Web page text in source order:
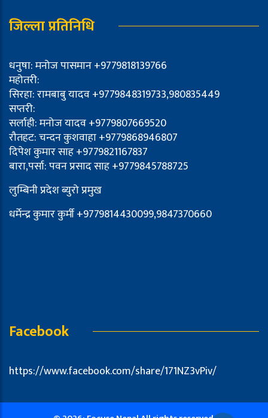
जिल्ला प्रतिनिधि
धनुषा: मनोज पासमान +9779818139766
महोतरी:
सिरहा: रामबाबु यादव +9779848319733,980835449
सप्तरी:
सर्लाही: मनोज यादव +9779807669520
रौतहट: चन्दन कुशवाहा +9779868946807
दिपेश कुमार साह +9779821167837
बारा,पर्सा: पवन प्रसाद साह +9779845788725
लुम्बिनी प्रदेश ब्युरो प्रमुख
धर्मेन्द्र कुमार कुर्मी +9779814430099,9847370660
Facebook
https://www.facebook.com/share/171NZ3vPiv/